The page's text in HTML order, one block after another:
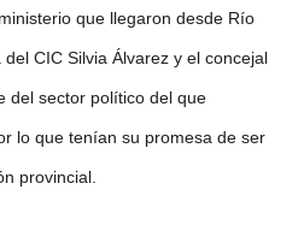
que llegaron desde Río
CIC Silvia Álvarez y el concejal
del sector político del que
lo que tenían su promesa de ser
provincial.